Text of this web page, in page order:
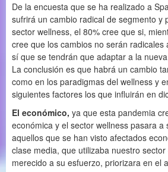
De la encuesta que se ha realizado a
sufrirá un cambio radical de segmento y
sector wellness, el 80% cree que si,
cree que los cambios no serán radicales
sí que se tendrán que adaptar a la
La conclusión es que habrá un cambio
como en los paradigmas del wellness y
siguientes factores los que influirán en
El económico, ya que esta pandemia
económica y el sector wellness pasara a
aquellos que se han visto afectados
clase media, que utilizaba nuestro
merecido a su esfuerzo, priorizara en el